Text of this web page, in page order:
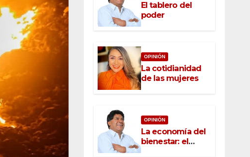
El tablero del
poder
OPINIÓN
La cotidianidad
de las mujeres
OPINIÓN
La economía del
bienestar: el
nuevo rostro del